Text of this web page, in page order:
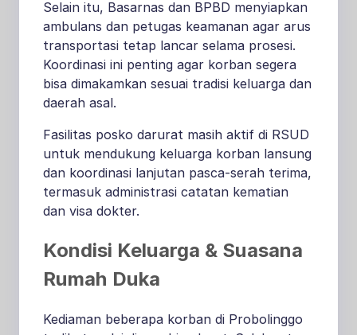
Selain itu, Basarnas dan BPBD menyiapkan
ambulans dan petugas keamanan agar arus
transportasi tetap lancar selama prosesi.
Koordinasi ini penting agar korban segera
bisa dimakamkan sesuai tradisi keluarga dan
daerah asal.
Fasilitas posko darurat masih aktif di RSUD
untuk mendukung keluarga korban lansung
dan koordinasi lanjutan pasca-serah terima,
termasuk administrasi catatan kematian
dan visa dokter.
Kondisi Keluarga & Suasana
Rumah Duka
Kediaman beberapa korban di Probolinggo